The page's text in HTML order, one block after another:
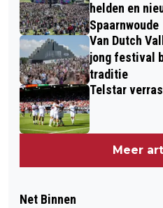
helden en
Spaarnwoude
Van Dutch
jong festival
traditie
Telstar
Meer
Net Binnen